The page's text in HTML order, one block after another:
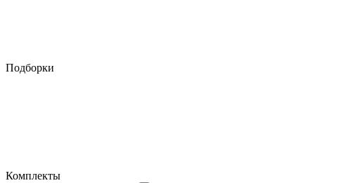
Подборки
Комплекты